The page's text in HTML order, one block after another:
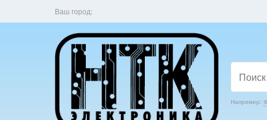
Ваш город:
Например: